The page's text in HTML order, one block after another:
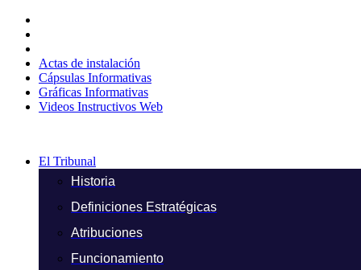
contenido
Actas de instalación
Cápsulas Informativas
Gráficas Informativas
Videos Instructivos Web
El Tribunal
Historia
Definiciones Estratégicas
Atribuciones
Funcionamiento